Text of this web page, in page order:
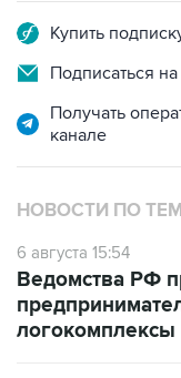
Купить
Подписаться
Получать
канале
НОВОСТИ ПО
6 августа 15:54
Ведомства РФ
логокомплексы